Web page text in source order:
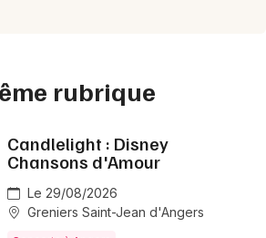
rubrique
Candlelight : Disney
Chansons d'Amour
Le 29/08/2026
Greniers Saint-Jean d'Angers